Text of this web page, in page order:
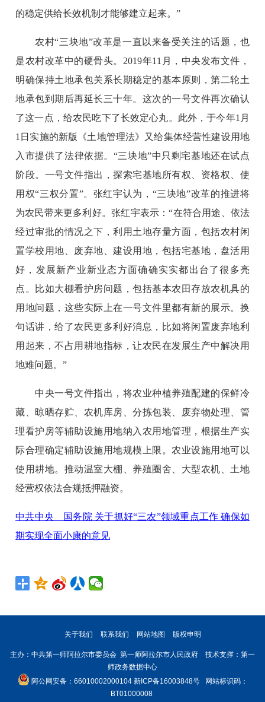
的稳定供给长效机制才能够建立起来。”
农村“三块地”改革是一直以来备受关注的话题，也
是农村改革中的硬骨头。2019年11月，中央发布文件，
明确保持土地承包关系长期稳定的基本原则，第二轮土
地承包到期后再延长三十年。这次的一号文件再次确认
了这一点，给农民吃下了长效定心丸。此外，于今年1月
1日实施的新版《土地管理法》又给集体经营性建设用地
入市提供了法律依据。“三块地”中只剩宅基地还在试点
阶段。一号文件指出，探索宅基地所有权、资格权、使
用权“三权分置”。张红宇认为，“三块地”改革的推进将
为农民带来更多利好。张红宇表示：“在符合用途、依法
经过审批的情况之下，利用土地存量方面，包括农村闲
置学校用地、废弃地、建设用地，包括宅基地，盘活用
好，发展新产业新业态方面确确实实都出台了很多亮
点。比如大棚看护房问题，包括基本农田存放农机具的
用地问题，这些实际上在一号文件里都有新的展示。换
句话讲，给了农民更多利好消息，比如将闲置废弃地利
用起来，不占用耕地指标，让农民在发展生产中解决用
地难问题。”
中央一号文件指出，将农业种植养殖配建的保鲜冷
藏、晾晒存贮、农机库房、分拣包装、废弃物处理、管
理看护房等辅助设施用地纳入农用地管理，根据生产实
际合理确定辅助设施用地规模上限。农业设施用地可以
使用耕地。推动温室大棚、养殖圈舍、大型农机、土地
经营权依法合规抵押融资。
中共中央 国务院 关于抓好“三农”领域重点工作 确保如
期实现全面小康的意见
关于我们 联系我们 网站地图 版权申明
主办：中共第一师阿拉尔市委员会 第一师阿拉尔市人民政府 技术支撑：第一
师政务数据中心
阿公网安备：66010002000104 新ICP备16003848号网站标识码：
BT01000008